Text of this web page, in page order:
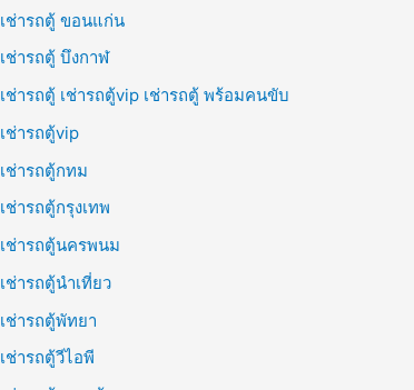
เช่ารถตู้ ขอนแก่น
เช่ารถตู้ บึงกาฬ
เช่ารถตู้ เช่ารถตู้vip เช่ารถตู้ พร้อมคนขับ
เช่ารถตู้vip
เช่ารถตู้กทม
เช่ารถตู้กรุงเทพ
เช่ารถตู้นครพนม
เช่ารถตู้นำเที่ยว
เช่ารถตู้พัทยา
เช่ารถตู้วีไอพี